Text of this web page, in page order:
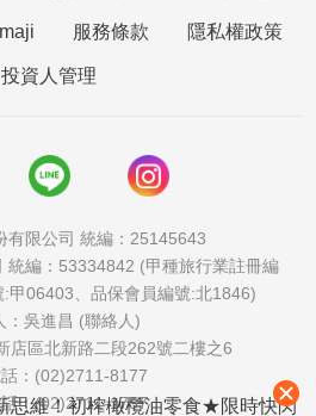
服務條款 隱私權政策
投資人管理
有限公司 統編：25145643
統編：53334842 (甲種旅行業註冊編
甲06403、品保會員編號:北1846)
：吳進昌 (聯絡人)
店區北新路二段262號二樓之6
：(02)2711-8177
：(02)2711-1757